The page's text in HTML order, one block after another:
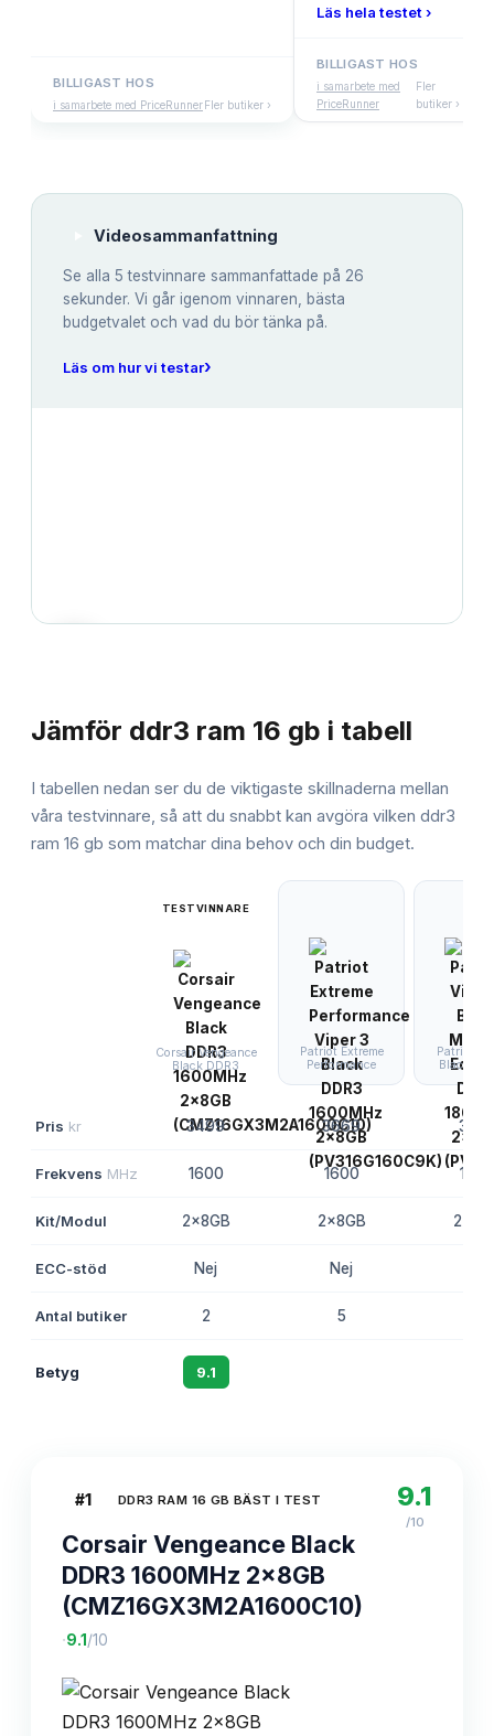
BILLIGAST HOS
i samarbete med PriceRunnerFler butiker ›
Läs hela testet ›
BILLIGAST HOS
i samarbete med
PriceRunner
Fler
butiker ›
Videosammanfattning
Se alla 5 testvinnare sammanfattade på 26
sekunder. Vi går igenom vinnaren, bästa
budgetvalet och vad du bör tänka på.
Läs om hur vi testar›
Jämför ddr3 ram 16 gb i tabell
I tabellen nedan ser du de viktigaste skillnaderna mellan
våra testvinnare, så att du snabbt kan avgöra vilken ddr3
ram 16 gb som matchar dina behov och din budget.
TESTVINNARE
Corsair Vengeance
Black DDR3
Patriot Extreme
Performance
Patriot
Black
Pris kr 3499 3669
Frekvens MHz 1600 1600 1866
Kit/Modul 2x8GB 2x8GB
ECC-stöd Nej Nej
Antal butiker 2 5
Betyg 9.1
#1 DDR3 RAM 16 GB BÄST I TEST
Corsair Vengeance Black
DDR3 1600MHz 2x8GB
(CMZ16GX3M2A1600C10)
·9.1 /10
9.1
/10